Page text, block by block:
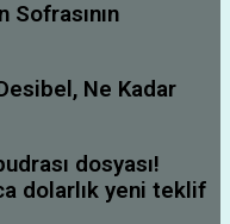
Sofrasının
Ne Kadar
dosyası!
dolarlık yeni teklif